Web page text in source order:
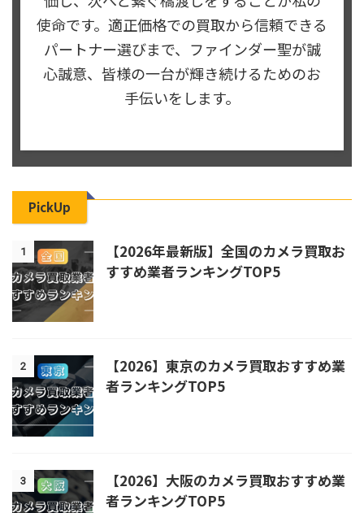
使命です。適正価格での買取から信頼できる
パートナー選びまで、ファインダー聖が誠
心誠意、皆様の一台が輝き続けるためのお
手伝いをします。
PickUp
1
【2026年最新版】全国のカメラ買取お
すすめ業者ランキングTOP5
2
【2026】東京のカメラ買取おすすめ業
者ランキングTOP5
3
【2026】大阪のカメラ買取おすすめ業
者ランキングTOP5